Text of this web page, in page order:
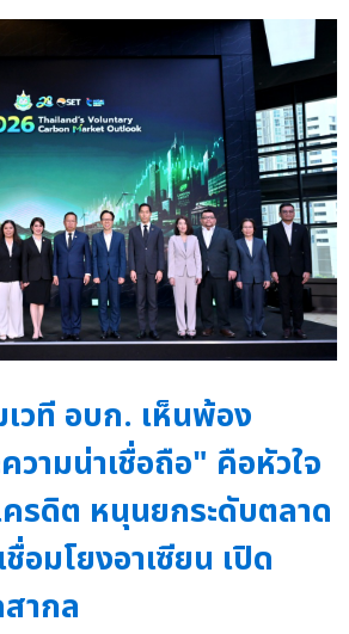
วที อบก. เห็นพ้อง
ามน่าเชื่อถือ" คือหัวใจ
รดิต หนุนยกระดับตลาด
อมโยงอาเซียน เปิด
ากล